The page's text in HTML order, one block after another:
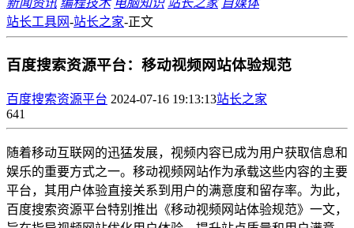
新闻资讯 编程技术 电脑知识 站长之家 自媒体
站长工具网-站长之家-正文
百度搜索资源平台：移动视频网站体验规范
百度搜索资源平台 2024-07-16 19:13:13站长之家
641
随着移动互联网的迅猛发展，视频内容已成为用户获取信息和
娱乐的重要方式之一。移动视频网站作为承载这些内容的主要
平台，其用户体验直接关系到用户的满意度和留存率。为此，
百度搜索资源平台特别推出《移动视频网站体验规范》一文，